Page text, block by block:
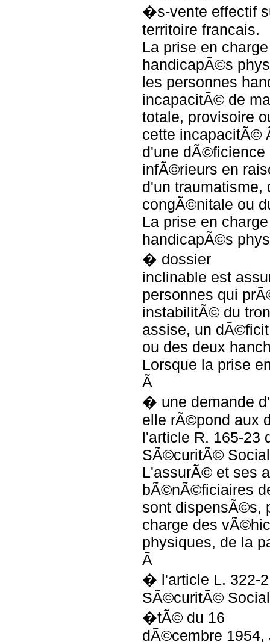
�s-vente effectif
territoire francais.
La prise en
handicapÃ©s
les personnes
incapacitÃ© de
totale, provisoire
cette incapacitÃ©
d'une dÃ©ficience
infÃ©rieurs en
d'un traumatisme,
congÃ©nitale ou
La prise en
handicapÃ©s
� dossier
inclinable est
personnes qui
instabilitÃ© du
assise, un
ou des deux
Lorsque la prise
Ã
� une demande
elle rÃ©pond aux
l'article R. 165-23
SÃ©curitÃ©
L'assurÃ© et ses
bÃ©nÃ©ficiaires
sont dispensÃ©s,
charge des
physiques, de la
Ã
� l'article L. 322-
SÃ©curitÃ©
�tÃ© du 16
dÃ©cembre